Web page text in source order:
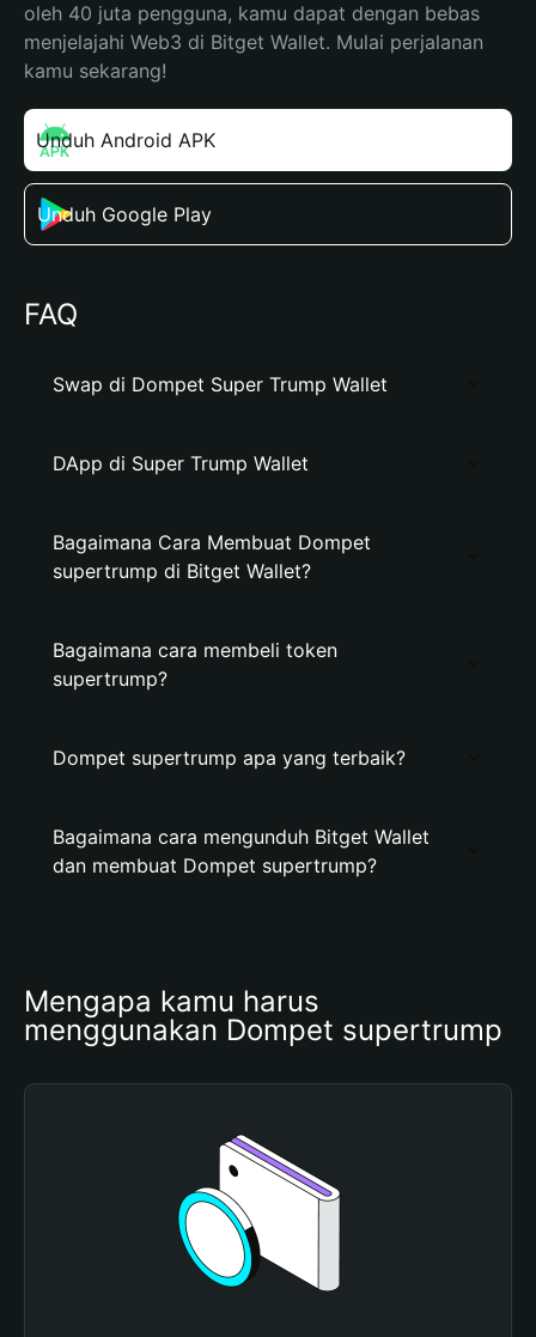
oleh 40 juta pengguna, kamu dapat dengan bebas
menjelajahi Web3 di Bitget Wallet. Mulai perjalanan
kamu sekarang!
Unduh Android APK
Unduh Google Play
FAQ
Swap di Dompet Super Trump Wallet
DApp di Super Trump Wallet
Bagaimana Cara Membuat Dompet
supertrump di Bitget Wallet?
Bagaimana cara membeli token
supertrump?
Dompet supertrump apa yang terbaik?
Bagaimana cara mengunduh Bitget Wallet
dan membuat Dompet supertrump?
Mengapa kamu harus
menggunakan Dompet supertrump